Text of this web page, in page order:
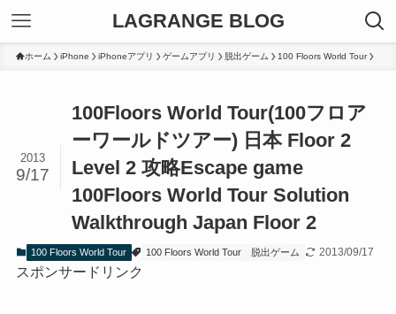
LAGRANGE BLOG
ホーム iPhone iPhoneアプリ ゲームアプリ 脱出ゲーム 100 Floors World Tour
100Floors World Tour(100フロア
ーワールドツアー) 日本 Floor 2
Level 2 攻略Escape game
100Floors World Tour Solution
Walkthrough Japan Floor 2
2013
9/17
100 Floors World Tour 100 Floors World Tour 脱出ゲーム 2013/09/17
スポンサードリンク